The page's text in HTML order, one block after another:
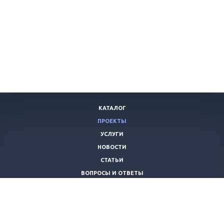
КАТАЛОГ
ПРОЕКТЫ
УСЛУГИ
НОВОСТИ
СТАТЬИ
ВОПРОСЫ И ОТВЕТЫ